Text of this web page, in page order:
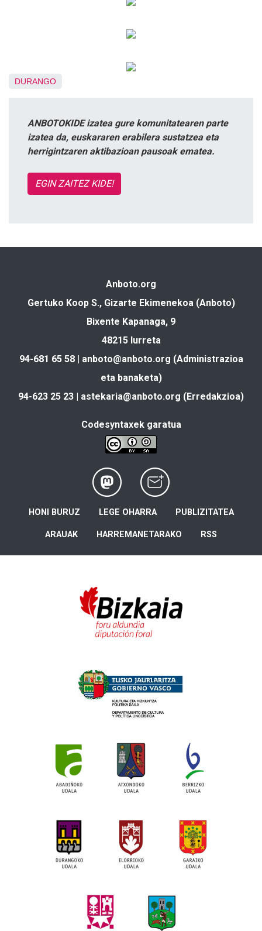
DURANGO
ANBOTOKIDE izatea gure komunitatearen parte
izatea da, euskararen erabilera sustatzea eta
herrigintzaren aktibazioan pausoak ematea.
EGIN ZAITEZ KIDE!
Anboto.org
Gertuko Koop S., Gizarte Ekimenekoa (Anboto)
Bixente Kapanaga, 9
48215 Iurreta
94-681 65 58 | anboto@anboto.org (Administrazioa
eta banaketa)
94-623 25 23 | astekaria@anboto.org (Erredakzioa)
Codesyntaxek garatua
HONI BURUZ LEGE OHARRA PUBLIZITATEA
ARAUAK HARREMANETARAKO RSS